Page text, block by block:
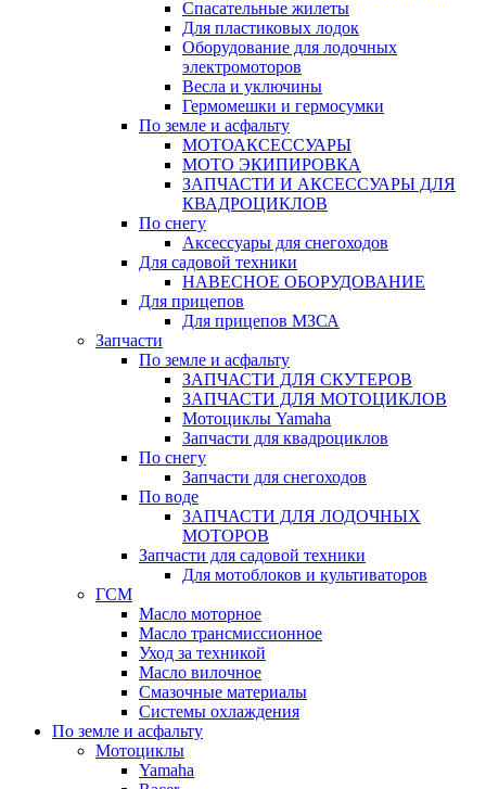
Спасательные жилеты
Для пластиковых лодок
Оборудование для лодочных
электромоторов
Весла и уключины
Гермомешки и гермосумки
По земле и асфальту
МОТОАКСЕССУАРЫ
МОТО ЭКИПИРОВКА
ЗАПЧАСТИ И АКСЕССУАРЫ ДЛЯ
КВАДРОЦИКЛОВ
По снегу
Аксессуары для снегоходов
Для садовой техники
НАВЕСНОЕ ОБОРУДОВАНИЕ
Для прицепов
Для прицепов МЗСА
Запчасти
По земле и асфальту
ЗАПЧАСТИ ДЛЯ СКУТЕРОВ
ЗАПЧАСТИ ДЛЯ МОТОЦИКЛОВ
Мотоциклы Yamaha
Запчасти для квадроциклов
По снегу
Запчасти для снегоходов
По воде
ЗАПЧАСТИ ДЛЯ ЛОДОЧНЫХ
МОТОРОВ
Запчасти для садовой техники
Для мотоблоков и культиваторов
ГСМ
Масло моторное
Масло трансмиссионное
Уход за техникой
Масло вилочное
Смазочные материалы
Системы охлаждения
По земле и асфальту
Мотоциклы
Yamaha